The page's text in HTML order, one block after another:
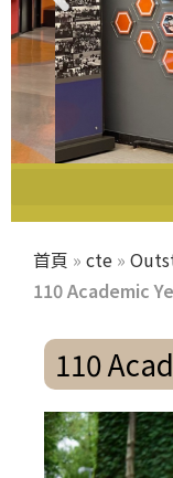
教師教
首頁 » cte »
110 Academic
110